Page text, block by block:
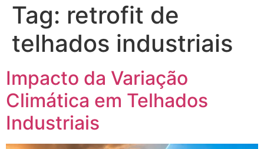
Tag: retrofit de
telhados industriais
Impacto da Variação
Climática em Telhados
Industriais